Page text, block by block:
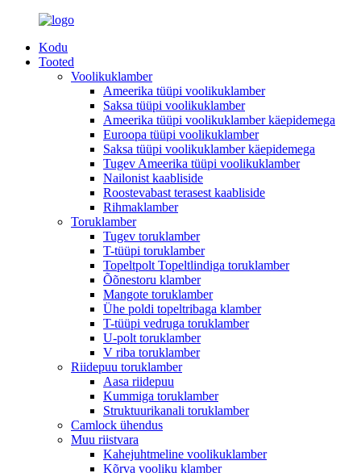
Kodu
Tooted
Voolikuklamber
Ameerika tüüpi voolikuklamber
Saksa tüüpi voolikuklamber
Ameerika tüüpi voolikuklamber käepidemega
Euroopa tüüpi voolikuklamber
Saksa tüüpi voolikuklamber käepidemega
Tugev Ameerika tüüpi voolikuklamber
Nailonist kaabliside
Roostevabast terasest kaabliside
Rihmaklamber
Toruklamber
Tugev toruklamber
T-tüüpi toruklamber
Topeltpolt Topeltlindiga toruklamber
Õõnestoru klamber
Mangote toruklamber
Ühe poldi topeltribaga klamber
T-tüüpi vedruga toruklamber
U-polt toruklamber
V riba toruklamber
Riidepuu toruklamber
Aasa riidepuu
Kummiga toruklamber
Struktuurikanali toruklamber
Camlock ühendus
Muu riistvara
Kahejuhtmeline voolikuklamber
Kõrva vooliku klamber